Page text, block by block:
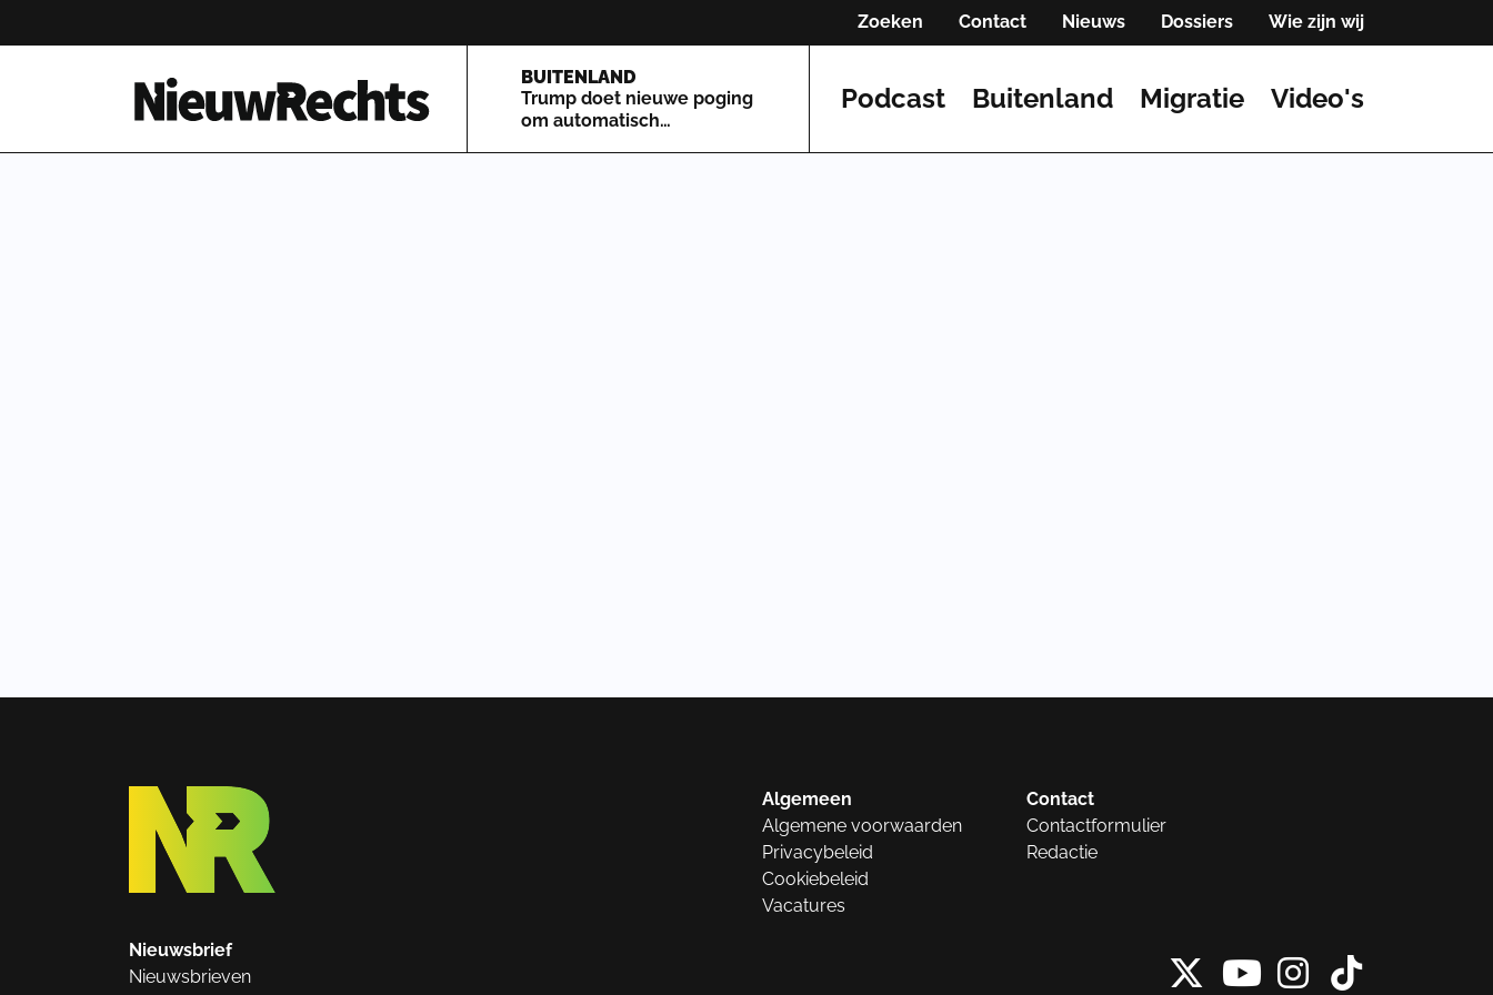
Zoeken Contact Nieuws Dossiers Wie zijn wij
Homepage van NieuwRechts
BUITENLAND
Trump doet nieuwe poging
om automatisch
Podcast Buitenland Migratie Video's
Algemeen
Algemene voorwaarden
Privacybeleid
Cookiebeleid
Vacatures
Contact
Contactformulier
Redactie
Nieuwsbrief
Nieuwsbrieven
X vanInstagram
Tiktok